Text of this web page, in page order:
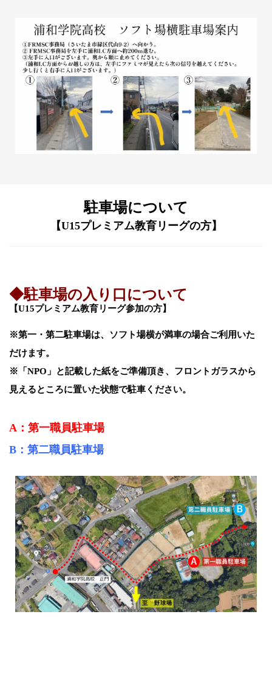
駐車場について
【U15プレミアム教育リーグの方】
◆駐車場の入り口について
【U15プレミアム教育リーグ参加の方】
※第一・第二駐車場は、ソフト場横が満車の場合ご利用いた
だけます。
※「NPO」と記載した紙をご準備頂き、フロントガラスから
見えるところに置いた状態で駐車ください。
A：第一職員駐車場
B：第二職員駐車場